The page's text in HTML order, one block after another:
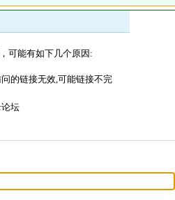
可能有如下几个原因:
的链接无效,可能链接不完
坛